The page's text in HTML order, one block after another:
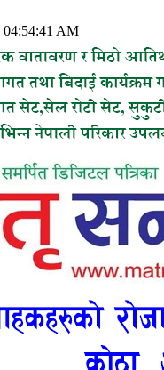
04:54:42 AM